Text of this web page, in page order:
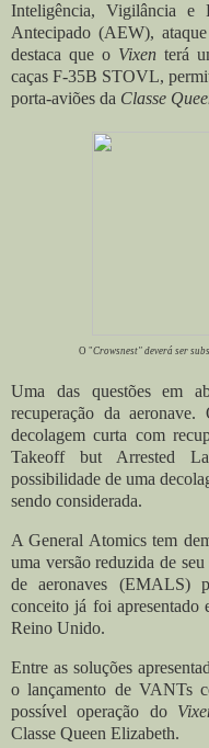
Inteligência, Vigilância e
Antecipado (AEW),
destaca que o Vixen terá
caças F-35B STOVL,
porta-aviões da Classe
O "Crowsnest" deverá ser
Uma das questões em
recuperação da aeronave.
decolagem curta com
Takeoff but Arrested
possibilidade de uma
sendo considerada.
A General Atomics tem
uma versão reduzida de
de aeronaves (EMALS)
conceito já foi apresentado
Reino Unido.
Entre as soluções
o lançamento de VANTs
possível operação do
Classe Queen Elizabeth.